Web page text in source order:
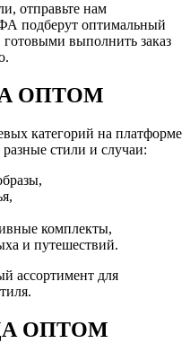
отправьте нам
подберут оптимальный
выполнить заказ
ОПТОМ
категорий на платформе
стили и случаи:
комплекты,
и путешествий.
ассортимент для
ОПТОМ